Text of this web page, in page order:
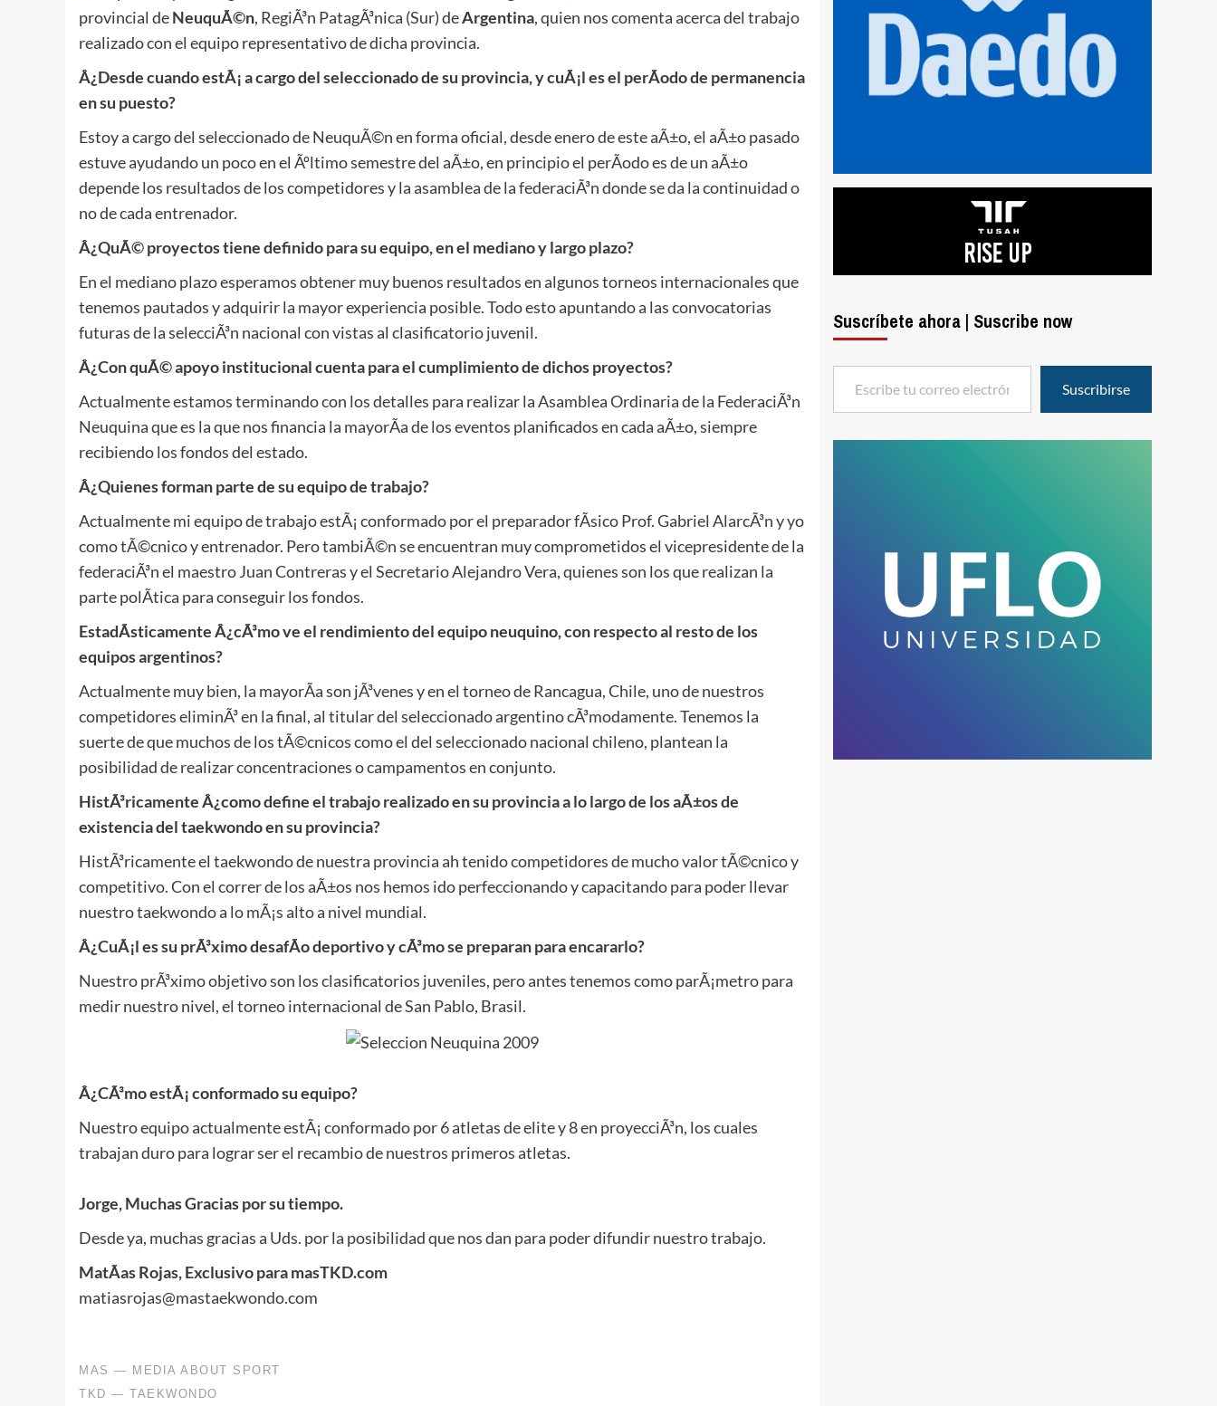
provincial deNeuquÃ©n, RegiÃ³n PatagÃ³nica (Sur) deArgentina, quien nos comenta acerca del trabajo
realizado con el equipo representativo de dicha provincia.
Â¿Desde cuando estÃ¡ a cargo del seleccionado de su provincia, y cuÃ¡l es el perÃ­odo de permanencia
en su puesto?
Estoy a cargo del seleccionado de NeuquÃ©n en forma oficial, desde enero de este aÃ±o, el aÃ±o pasado
estuve ayudando un poco en el Ãºltimo semestre del aÃ±o, en principio el perÃ­odo es de un aÃ±o
depende los resultados de los competidores y la asamblea de la federaciÃ³n donde se da la continuidad o
no de cada entrenador.
Â¿QuÃ© proyectos tiene definido para su equipo, en el mediano y largo plazo?
En el mediano plazo esperamos obtener muy buenos resultados en algunos torneos internacionales que
tenemos pautados y adquirir la mayor experiencia posible. Todo esto apuntando a las convocatorias
futuras de la selecciÃ³n nacional con vistas al clasificatorio juvenil.
Â¿Con quÃ© apoyo institucional cuenta para el cumplimiento de dichos proyectos?
Actualmente estamos terminando con los detalles para realizar la Asamblea Ordinaria de la FederaciÃ³n
Neuquina que es la que nos financia la mayorÃ­a de los eventos planificados en cada aÃ±o, siempre
recibiendo los fondos del estado.
Â¿Quienes forman parte de su equipo de trabajo?
Actualmente mi equipo de trabajo estÃ¡ conformado por el preparador fÃ­sico Prof. Gabriel AlarcÃ³n y yo
como tÃ©cnico y entrenador. Pero tambiÃ©n se encuentran muy comprometidos el vicepresidente de la
federaciÃ³n el maestro Juan Contreras y el Secretario Alejandro Vera, quienes son los que realizan la
parte polÃ­tica para conseguir los fondos.
EstadÃ­sticamente Â¿cÃ³mo ve el rendimiento del equipo neuquino, con respecto al resto de los
equipos argentinos?
Actualmente muy bien, la mayorÃ­a son jÃ³venes y en el torneo de Rancagua, Chile, uno de nuestros
competidores eliminÃ³ en la final, al titular del seleccionado argentino cÃ³modamente. Tenemos la
suerte de que muchos de los tÃ©cnicos como el del seleccionado nacional chileno, plantean la
posibilidad de realizar concentraciones o campamentos en conjunto.
HistÃ³ricamente Â¿como define el trabajo realizado en su provincia a lo largo de los aÃ±os de
existencia del taekwondo en su provincia?
HistÃ³ricamente el taekwondo de nuestra provincia ah tenido competidores de mucho valor tÃ©cnico y
competitivo. Con el correr de los aÃ±os nos hemos ido perfeccionando y capacitando para poder llevar
nuestro taekwondo a lo mÃ¡s alto a nivel mundial.
Â¿CuÃ¡l es su prÃ³ximo desafÃ­o deportivo y cÃ³mo se preparan para encararlo?
Nuestro prÃ³ximo objetivo son los clasificatorios juveniles, pero antes tenemos como parÃ¡metro para
medir nuestro nivel, el torneo internacional de San Pablo, Brasil.
Â¿CÃ³mo estÃ¡ conformado su equipo?
Nuestro equipo actualmente estÃ¡ conformado por 6 atletas de elite y 8 en proyecciÃ³n, los cuales
trabajan duro para lograr ser el recambio de nuestros primeros atletas.
Jorge, Muchas Gracias por su tiempo.
Desde ya, muchas gracias a Uds. por la posibilidad que nos dan para poder difundir nuestro trabajo.
MatÃ­as Rojas, Exclusivo para masTKD.com
matiasrojas@mastaekwondo.com
Suscríbete ahora | Suscribe now
Escribe tu correo electrónico…
Suscribirse